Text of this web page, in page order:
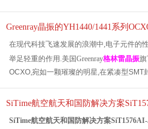
Greenray晶振的YH1440/1441系列
在现代科技飞速发展的浪潮中,电子元件的
举足轻重的作用.美国Greenray格林雷晶振
OCXO,宛如一颗璀璨的明星,在紧凑型SMT
为追求小型化设计的电子设备提供了理想选
SiTime航空航天和国防解决方案
SiTime航空航天和国防解决方案SiT1576AI-